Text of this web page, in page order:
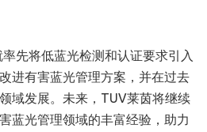
先将低蓝光检测和认证要求引入
进有害蓝光管理方案，并在过去
域发展。未来，TUV莱茵将继续
蓝光管理领域的丰富经验，助力